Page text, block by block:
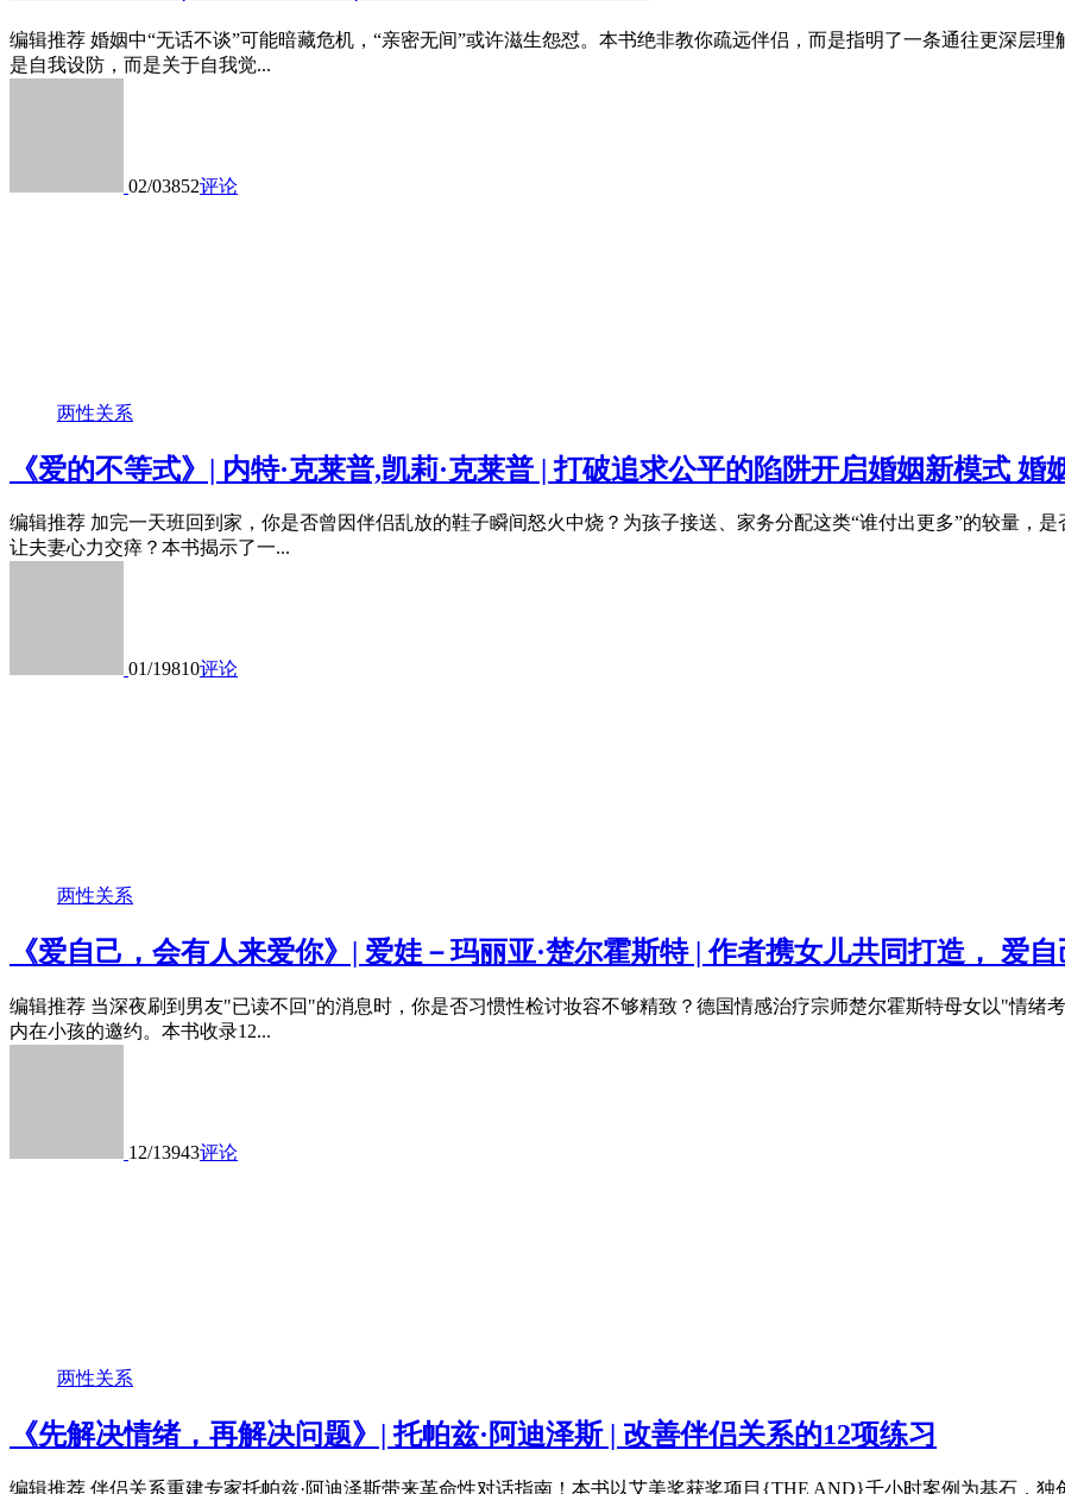
编辑推荐 婚姻中“无话不谈”可能暗藏危机，“亲密无间”或许滋生怨怼。本书绝非教你疏远伴侣，而是指明了一条通往更深层
是自我设防，而是关于自我觉...
02/03852评论
两性关系
《爱的不等式》| 内特·克莱普,凯莉·克莱普 | 打破追求公平的陷阱开启婚姻新模式 婚
编辑推荐 加完一天班回到家，你是否曾因伴侣乱放的鞋子瞬间怒火中烧？为孩子接送、家务分配这类“谁付出更多”的较量，
让夫妻心力交瘁？本书揭示了一...
01/19810评论
两性关系
《爱自己，会有人来爱你》| 爱娃－玛丽亚·楚尔霍斯特 | 作者携女儿共同打造， 爱
编辑推荐 当深夜刷到男友"已读不回"的消息时，你是否习惯性检讨妆容不够精致？德国情感治疗宗师楚尔霍斯特母女以"情绪
内在小孩的邀约。本书收录12...
12/13943评论
两性关系
《先解决情绪，再解决问题》| 托帕兹·阿迪泽斯 | 改善伴侣关系的12项练习
编辑推荐 伴侣关系重建专家托帕兹·阿迪泽斯带来革命性对话指南！本书以艾美奖获奖项目{THE AND}千小时案例为基石，